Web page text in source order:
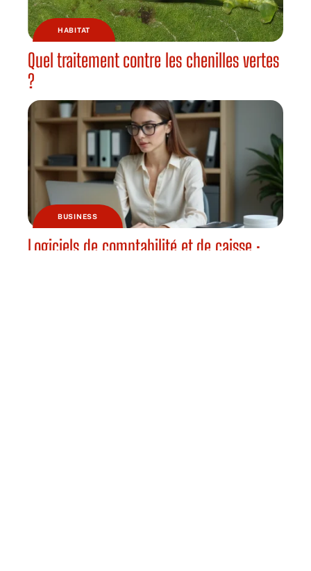
HABITAT
Quel traitement contre les chenilles vertes
?
BUSINESS
Logiciels de comptabilité et de caisse :